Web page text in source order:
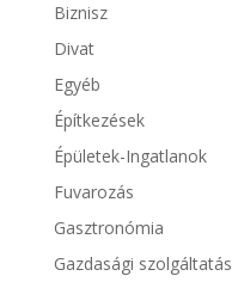
Biznisz
Divat
Egyéb
Építkezések
Épületek-Ingatlanok
Fuvarozás
Gasztronómia
Gazdasági szolgáltatás